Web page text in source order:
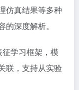
仿真结果等多种
深度解析。
学习框架，模
联，支持从实验